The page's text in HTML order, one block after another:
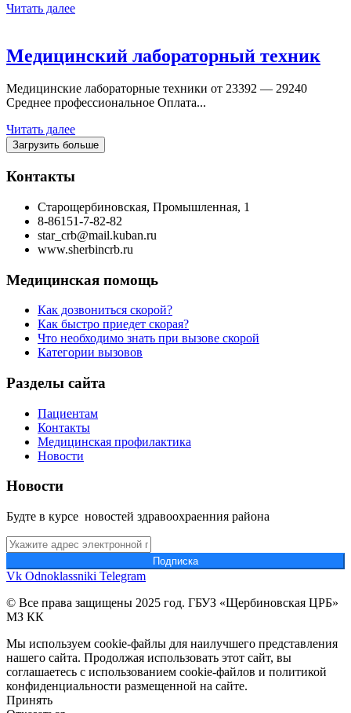
Читать далее
Медицинский лабораторный техник
Медицинские лабораторные техники от 23392 — 29240
Среднее профессиональное Оплата...
Читать далее
Загрузить больше
Контакты
Старощербиновская, Промышленная, 1
8-86151-7-82-82
star_crb@mail.kuban.ru
www.sherbincrb.ru
Медицинская помощь
Как дозвониться скорой?
Как быстро приедет скорая?
Что необходимо знать при вызове скорой
Категории вызовов
Разделы сайта
Пациентам
Контакты
Медицинская профилактика
Новости
Новости
Будте в курсе новостей здравоохраенния района
Подпиcка
Vk Odnoklassniki Telegram
© Все права защищены 2025 год. ГБУЗ «Щербиновская ЦРБ»
МЗ КК
Мы используем cookie-файлы для наилучшего представления
нашего сайта. Продолжая использовать этот сайт, вы
соглашаетесь с использованием cookie-файлов и политикой
конфиденциальности размещенной на сайте.
Принять